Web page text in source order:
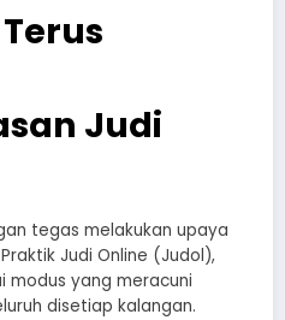
Judi
tegas melakukan upaya
Judi Online (Judol),
modus yang meracuni
disetiap kalangan.